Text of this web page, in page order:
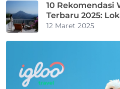
10 Rekomendasi
Terbaru 2025:
12 Maret 2025